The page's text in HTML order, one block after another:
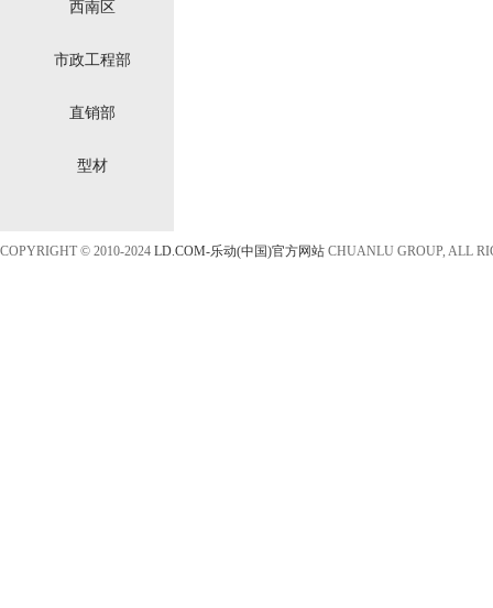
西南区
市政工程部
直销部
型材
COPYRIGHT © 2010-2024 LD.COM-乐动(中国)官方网站 CHUANLU GROUP, ALL